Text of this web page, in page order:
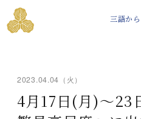
三語か
2023.04.04（火）
4月17日(月)～23